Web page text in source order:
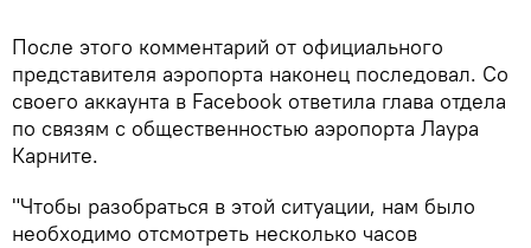
После этого комментарий от официального
представителя аэропорта наконец последовал. Со
своего аккаунта в Facebook ответила глава отдела
по связям с общественностью аэропорта Лаура
Карните.
"Чтобы разобраться в этой ситуации, нам было
необходимо отсмотреть несколько часов